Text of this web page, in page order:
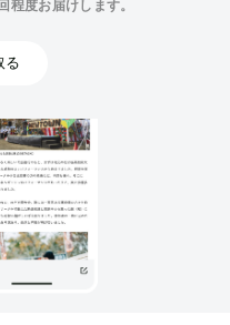
程度お届けします。
る